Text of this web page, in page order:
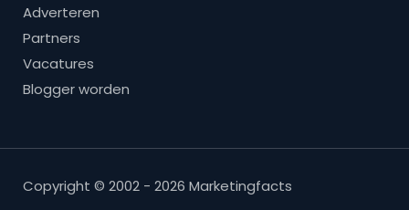
Adverteren
Partners
Vacatures
Blogger worden
Copyright © 2002 - 2026 Marketingfacts